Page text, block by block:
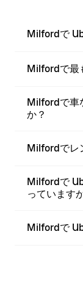
Milfordで
Milfordで最
Milfordで車
か？
Milfordでレ
Milfordで
っています
Milfordで